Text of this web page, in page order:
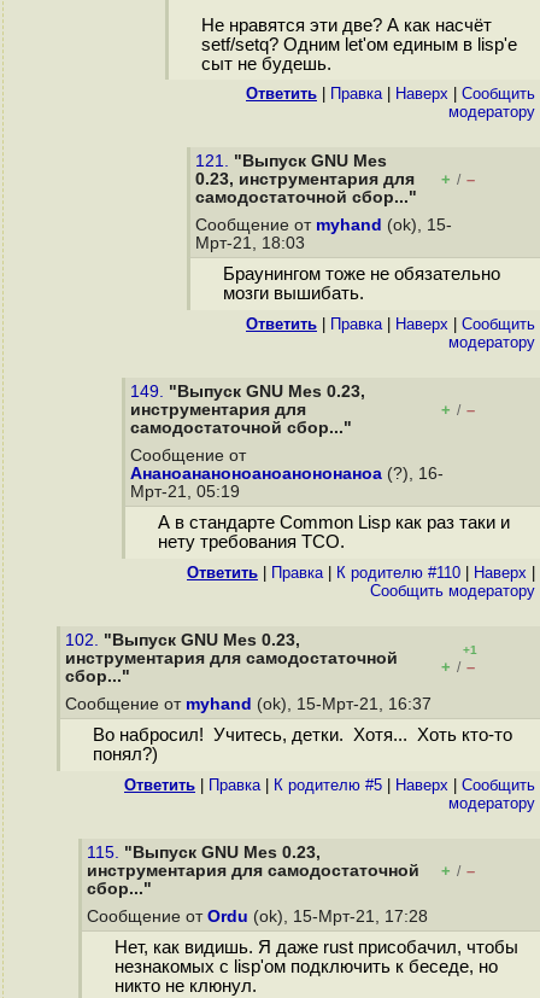
Не нравятся эти две? А как насчёт
setf/setq? Одним let'ом единым в lisp'е
сыт не будешь.
Ответить Правка| Наверх
Cообщить
модератору
121. "Выпуск GNU Mes
0.23, инструментария для
самодостаточной сбор..."
+ / –
Сообщение от myhand (ok), 15-
Мрт-21, 18:03
Браунингом тоже не обязательно
мозги вышибать.
Ответить Правка| Наверх
Cообщить
модератору
149. "Выпуск GNU Mes 0.23,
инструментария для
самодостаточной сбор..."
+ / –
Сообщение от
Ананоананоноаноанононаноа (?), 16-
Мрт-21, 05:19
А в стандарте Common Lisp как раз таки и
нету требования TCO.
Ответить Правка| К родителю #110 Наверх
Cообщить модератору
102. "Выпуск GNU Mes 0.23,
инструментария для самодостаточной
сбор..."
+1
+ / –
Сообщение от myhand (ok), 15-Мрт-21, 16:37
Во набросил! Учитесь, детки. Хотя... Хоть кто-то
понял?)
Ответить Правка| К родителю #5 Наверх
Cообщить
модератору
115. "Выпуск GNU Mes 0.23,
инструментария для самодостаточной
сбор..."
+ / –
Сообщение от Ordu (ok), 15-Мрт-21, 17:28
Нет, как видишь. Я даже rust присобачил, чтобы
незнакомых с lisp'ом подключить к беседе, но
никто не клюнул.